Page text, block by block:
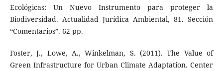
Ecológicas: Un Nuevo Instrumento para proteger la
Biodiversidad. Actualidad Jurídica Ambiental, 81. Sección
“Comentarios”. 62 pp.
Foster, J., Lowe, A., Winkelman, S. (2011). The Value of
Green Infrastructure for Urban Climate Adaptation. Center